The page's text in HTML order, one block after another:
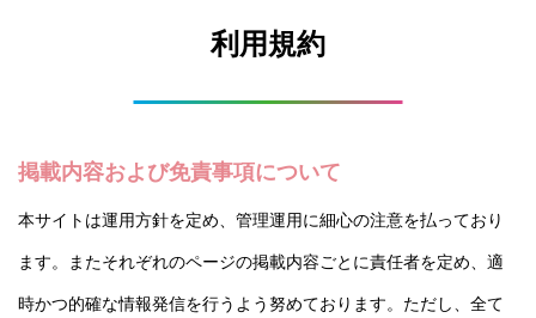
利用規約
掲載内容および免責事項について
本サイトは運用方針を定め、管理運用に細心の注意を払っており
ます。またそれぞれのページの掲載内容ごとに責任者を定め、適
時かつ的確な情報発信を行うよう努めております。ただし、全て